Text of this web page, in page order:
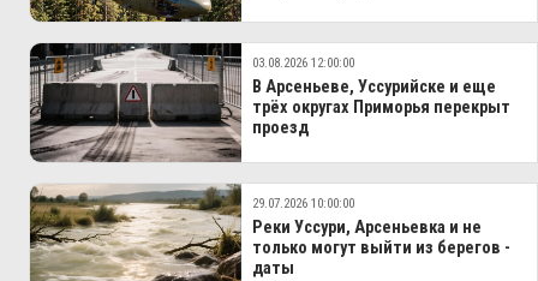
03.08.2026 12:00:00
В Арсеньеве, Уссурийске и еще
трёх округах Приморья перекрыт
проезд
29.07.2026 10:00:00
Реки Уссури, Арсеньевка и не
только могут выйти из берегов -
даты